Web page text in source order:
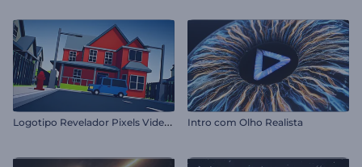
L
ogotipo Revelador Pixels Video-game Intro com Olho Realista